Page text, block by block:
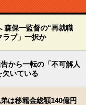
森保一監督の“再就職
ラブ」一択か
から一転の「不可解人
欠いている
は移籍金総額140億円